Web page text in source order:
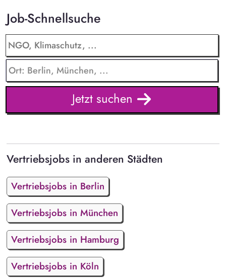
Job-Schnellsuche
Jetzt suchen
Vertriebsjobs in anderen Städten
Vertriebsjobs in Berlin
Vertriebsjobs in München
Vertriebsjobs in Hamburg
Vertriebsjobs in Köln